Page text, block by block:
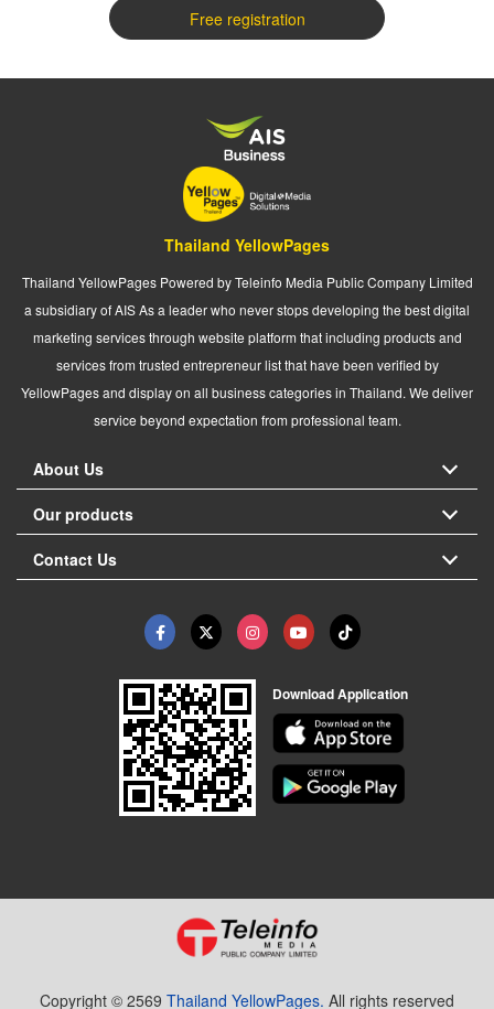
Free registration
Thailand YellowPages
Thailand YellowPages Powered by Teleinfo Media Public Company Limited
a subsidiary of AIS As a leader who never stops developing the best digital
marketing services through website platform that including products and
services from trusted entrepreneur list that have been verified by
YellowPages and display on all business categories in Thailand. We deliver
service beyond expectation from professional team.
About Us
Our products
Contact Us
Download Application
Copyright © 2569 Thailand YellowPages. All rights reserved